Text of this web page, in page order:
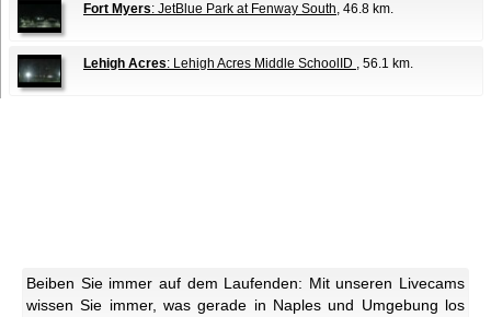
Fort Myers: JetBlue Park at Fenway South, 46.8 km.
Lehigh Acres: Lehigh Acres Middle SchoolID , 56.1 km.
Beiben Sie immer auf dem Laufenden: Mit unseren Livecams
wissen Sie immer, was gerade in Naples und Umgebung los